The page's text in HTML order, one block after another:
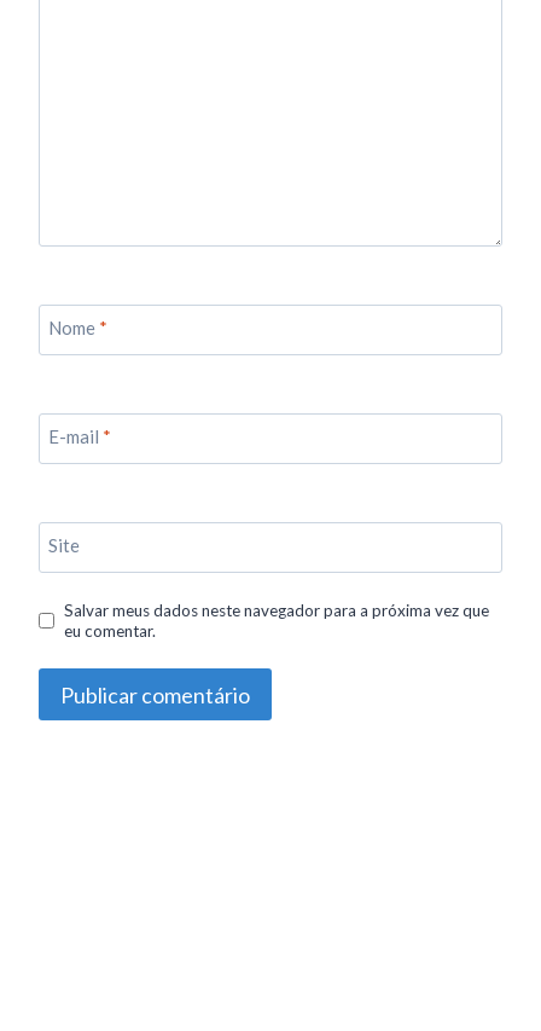
Nome *
E-mail *
Site
Salvar meus dados neste navegador para a próxima vez que
eu comentar.